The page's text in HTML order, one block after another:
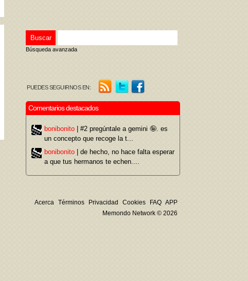
Búsqueda avanzada
PUEDES SEGUIRNOS EN:
Comentarios destacados
bonibonito | #2 pregúntale a gemini 🤪. es
un concepto que recoge la t...
bonibonito | de hecho, no hace falta esperar
a que tus hermanos te echen....
Acerca Términos Privacidad Cookies FAQ APP
Memondo Network © 2026